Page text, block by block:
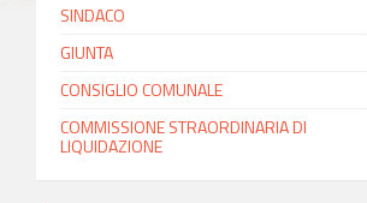
SINDACO
GIUNTA
CONSIGLIO COMUNALE
COMMISSIONE STRAORDINARIA DI
LIQUIDAZIONE